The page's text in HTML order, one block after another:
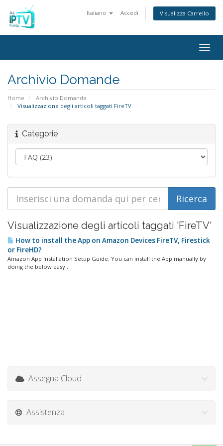
Italiano Accedi Visualizza Carrello
Archivio Domande
Home
Archivio Domande
Visualizzazione degli articoli taggati FireTV
Categorie
Visualizzazione degli articoli taggati 'FireTV'
How to install the App on Amazon Devices FireTV, Firestick
or FireHD?
Amazon App Installation Setup Guide: You can install the App manually by
doing the below easy...
Assegna Cloud
Assistenza